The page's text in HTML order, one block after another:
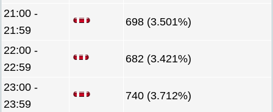
21:00 -
21:59
698 (3.501%)
22:00 -
22:59
682 (3.421%)
23:00 -
23:59
740 (3.712%)